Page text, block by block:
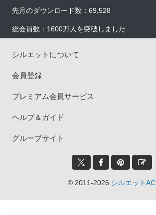
先月のダウンロード数：69,528
総会員数：1600万人を突破しました
シルエットについて
会員登録
プレミアム会員サービス
ヘルプ＆ガイド
グループサイト
© 2011-2026 シルエットAC